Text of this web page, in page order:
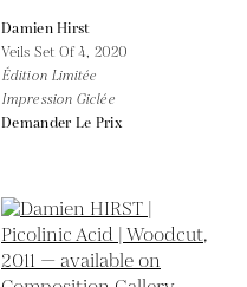
Damien Hirst
Veils Set Of 4, 2020
Édition Limitée
Impression Giclée
Demander Le Prix